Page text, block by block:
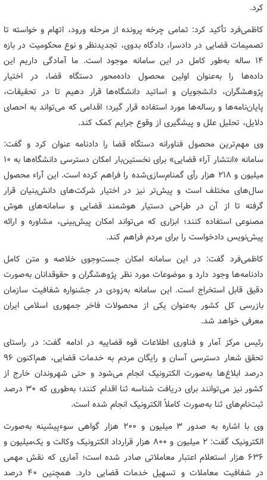
کرد.
کاظمی‌فرد تأکید کرد: تمامی چرخه پرونده از مرحله ورود، اتهام و خواسته تا
تصمیمات قضایی در دادسرا، دادگاه بدوی، تجدیدنظر و نوع محکومیت در بازه
14 ساله به‌طور کامل در این سامانه موجود است. ما آمادگی داریم این
داده‌ها را به‌عنوان اولین محصول داده‌محور دستگاه قضا، در اختیار
پژوهشگران، دانشجویان و اساتید دانشگاه‌ها قرار دهیم تا در تحقیقات،
پایان‌نامه‌ها و رساله‌ها مورد استفاده قرار گیرد؛ اقدامی که می‌تواند به احصای
دلایل، تحلیل علل و پیشگیری از وقوع جرایم کمک کند.
وی مهم‌ترین محصول فناورانه دستگاه قضا را دادنامه عنوان کرد و گفت:
سامانه «انتشار آراء قضایی» برای نخستین‌بار امکان دسترسی دانشگاه‌ها به 10
میلیون و 218 هزار رأی گمنام‌سازی‌شده را فراهم کرده است. این آراء محصول
سال‌های مختلف است و پیش‌تر نیز در اختیار شرکت‌های دانش‌بنیان قرار
گرفته تا از آن در طراحی دستیار هوشمند قضایی و سامانه‌های هوش
مصنوعی استفاده کنند؛ ابزاری که می‌تواند امکان پیش‌بینی، مشاوره و ارائه
پیش‌نویس دادخواست را برای مردم فراهم کند.
کاظمی‌فرد گفت: در این سامانه امکان جست‌وجوی خلاصه و متن کامل
دادنامه‌ها وجود دارد و موضوعات مورد نظر پژوهشگران و حقوقدانان به‌صورت
دقیق قابل استخراج است. این سامانه به‌زودی در جشنواره شفافیت سازمان
بازرسی کل کشور به‌عنوان یکی از محصولات فاخر جمهوری اسلامی ایران
معرفی خواهد شد.
رئیس مرکز آمار و فناوری اطلاعات قوه قضاییه در ادامه گفت: در راستای
تحقق شعار دسترسی آسان و رایگان مردم به خدمات قضایی، هم‌اکنون 96
درصد ابلاغ‌ها به‌صورت الکترونیک انجام می‌شود و حتی شهروندان خارج از
کشور نیز می‌توانند برای دریافت شناسه ثنا اقدام کنند؛ به‌طوری که 30 درصد
ثبت‌نام‌های ثنا به‌صورت کاملاً الکترونیک انجام شده است.
وی با اشاره به صدور 3 میلیون و 200 هزار گواهی سوءپیشینه به‌صورت
الکترونیک گفت: 2 میلیون و 800 هزار قرارداد الکترونیک وکالت و یک‌میلیون و
636 هزار استعلام اعتبار معاملاتی صادر شده است؛ آماری که نقش مهمی
در شفافیت معاملات و تسهیل خدمات قضایی دارد. همچنین 40 درصد